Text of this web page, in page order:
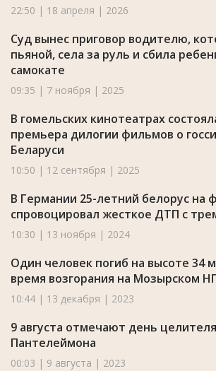
22:50 | 18 апреля | 2026
Суд вынес приговор водителю,
пьяной, села за руль и сбила
самокате
09:35 | 7 ноября | 2025
В гомельских кинотеатрах
премьера дилогии фильмов о
Беларуси
10:50 | 12 сентября | 2025
В Германии 25-летний белорус на
спровоцировал жесткое ДТП с
10:30 | 13 ноября | 2024
Один человек погиб на высоте 34
время возгорания на Мозырском
10:44 | 13 декабря | 2023
9 августа отмечают день целителя
Пантелеймона
00:03 | 9 августа | 2023